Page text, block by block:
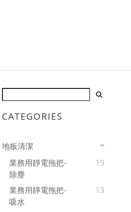
CATEGORIES
地板清潔
業務用靜電拖把-
除塵
19
業務用靜電拖把-
吸水
13